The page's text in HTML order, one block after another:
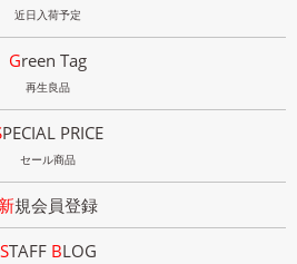
近日入荷予定
Green Tag
再生良品
SPECIAL PRICE
セール商品
新規会員登録
STAFF BLOG